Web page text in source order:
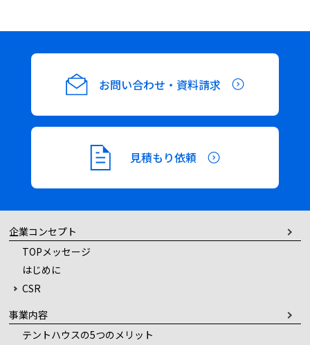
お問い合わせ・資料請求
見積もり依頼
企業コンセプト
TOPメッセージ
はじめに
CSR
事業内容
テントハウスの5つのメリット